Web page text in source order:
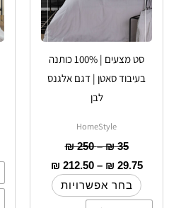
סט מצעים | 100% כותנה
בעיבוד סאטן | דגם אלגנס
לבן
HomeStyle
₪35
–
₪250
₪ 29.75
–
₪ 212.50
בחר אפשרויות
לבחור
את
האפשרויות
בעמוד
המוצר